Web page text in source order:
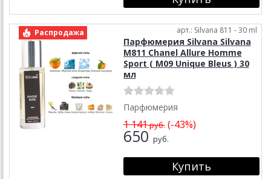
Распродажа арт.: Silvana 811 - 30 ml
Парфюмерия Silvana Silvana
M811 Chanel Allure Homme
Sport ( М09 Unique Bleus ) 30
мл
Парфюмерия
1 141руб.(-43%)
650 руб.